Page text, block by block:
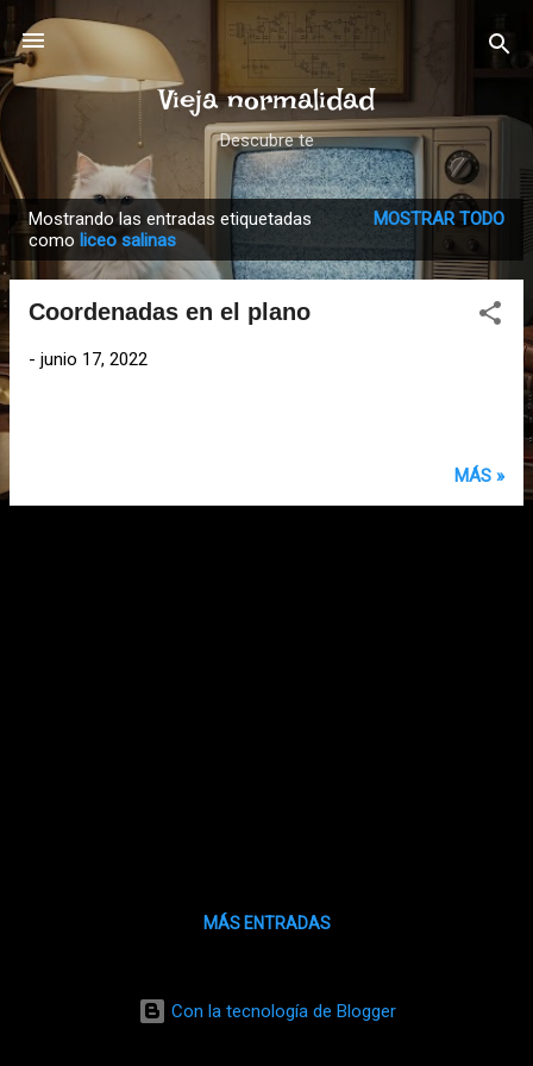
Ir al contenido principal
Vieja normalidad
Descubre te
E
n
Mostrando las entradas etiquetadas
como liceo salinas
MOSTRAR TODO
Coordenadas en el plano
- junio 17, 2022
MÁS »
MÁS ENTRADAS
Con la tecnología de Blogger